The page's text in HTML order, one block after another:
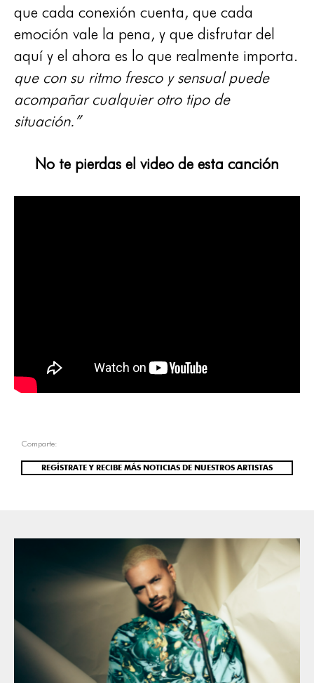
que cada conexión cuenta, que cada
emoción vale la pena, y que disfrutar del
aquí y el ahora es lo que realmente importa.
que con su ritmo fresco y sensual puede
acompañar cualquier otro tipo de
situación.”
No te pierdas el video de esta canción
Comparte:
REGÍSTRATE Y RECIBE MÁS NOTICIAS DE NUESTROS ARTISTAS